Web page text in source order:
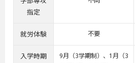
指定
就労体験 不要
入学時期
9月（3学期制）、1月（3